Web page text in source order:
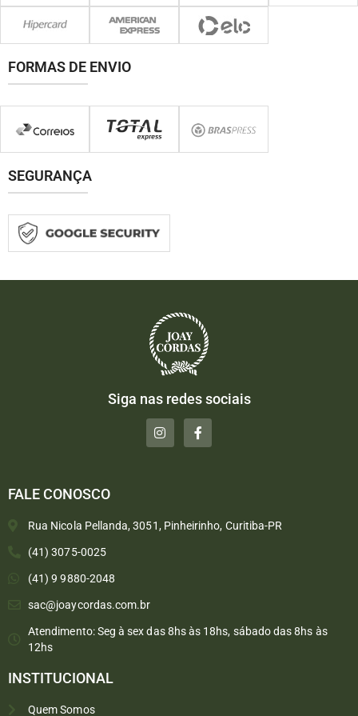
FORMAS DE ENVIO
SEGURANÇA
Siga nas redes sociais
FALE CONOSCO
Rua Nicola Pellanda, 3051, Pinheirinho, Curitiba-PR
(41) 3075-0025
(41) 9 9880-2048
sac@joaycordas.com.br
Atendimento: Seg à sex das 8hs às 18hs, sábado das 8hs às
12hs
INSTITUCIONAL
Quem Somos